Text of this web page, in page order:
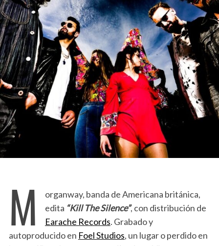
M
organway, banda de Americana británica,
edita “Kill The Silence”, con distribución de
Earache Records. Grabado y
autoproducido en Foel Studios, un lugar o perdido en